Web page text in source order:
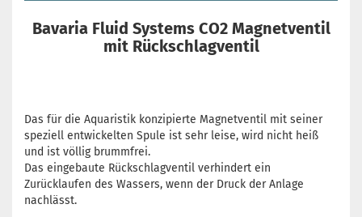
Bavaria Fluid Systems CO2 Magnetventil
mit Rückschlagventil
Das für die Aquaristik konzipierte Magnetventil mit seiner
speziell entwickelten Spule ist sehr leise, wird nicht heiß
und ist völlig brummfrei.
Das eingebaute Rückschlagventil verhindert ein
Zurücklaufen des Wassers, wenn der Druck der Anlage
nachlässt.